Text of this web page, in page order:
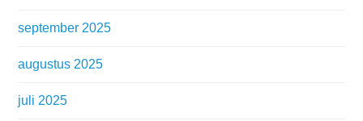
september 2025
augustus 2025
juli 2025